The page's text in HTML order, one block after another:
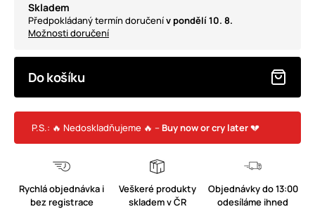
Skladem
Předpokládaný termín doručenív pondělí 10. 8.
Možnosti doručení
Do košíku
P.S.: 🔥 Nedoskladňujeme 🔥 – Buy now or cry later💔
Rychlá objednávka i
bez registrace
Veškeré produkty
skladem v ČR
Objednávky do 13:00
odesíláme ihned